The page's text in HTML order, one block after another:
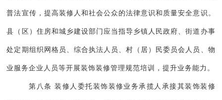
普法宣传，提高装修人和社会公众的法律意识和质量安全意识。
县（区）住房和城乡建设部门应当指导乡镇人民政府、街道办事
处定期组织网格员、综合执法人员、村（居）民委员会人员、物
业服务企业人员等开展装饰装修管理规范培训，提升业务能力。
第八条 装修人委托装饰装修业务承揽人承接其装饰装修